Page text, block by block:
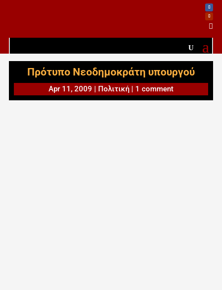

Πρότυπο Νεοδημοκράτη υπουργού
Apr 11, 2009 | Πολιτική | 1 comment